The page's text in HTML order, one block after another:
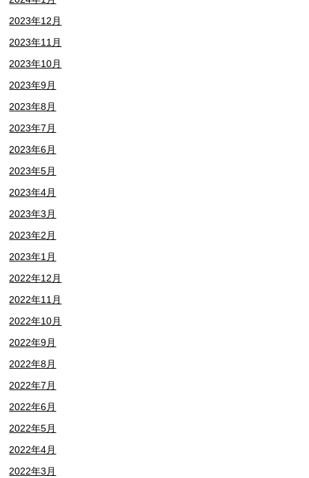
2023年12月
2023年11月
2023年10月
2023年9月
2023年8月
2023年7月
2023年6月
2023年5月
2023年4月
2023年3月
2023年2月
2023年1月
2022年12月
2022年11月
2022年10月
2022年9月
2022年8月
2022年7月
2022年6月
2022年5月
2022年4月
2022年3月